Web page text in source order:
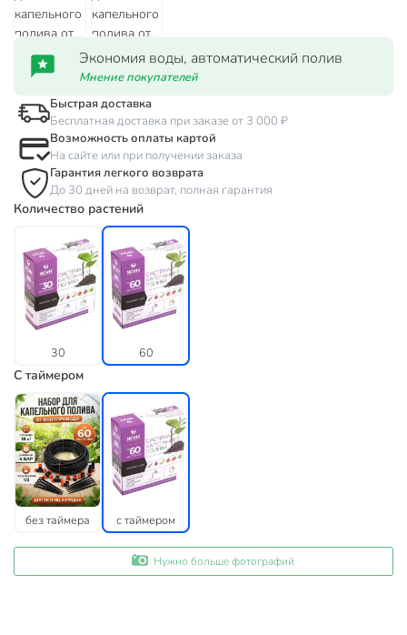
Экономия воды, автоматический полив
Мнение покупателей
Быстрая доставка
Бесплатная доставка при заказе от 3 000 ₽
Возможность оплаты картой
На сайте или при получении заказа
Гарантия легкого возврата
До 30 дней на возврат, полная гарантия
Количество растений
30 60
С таймером
без таймера с таймером
Нужно больше фотографий